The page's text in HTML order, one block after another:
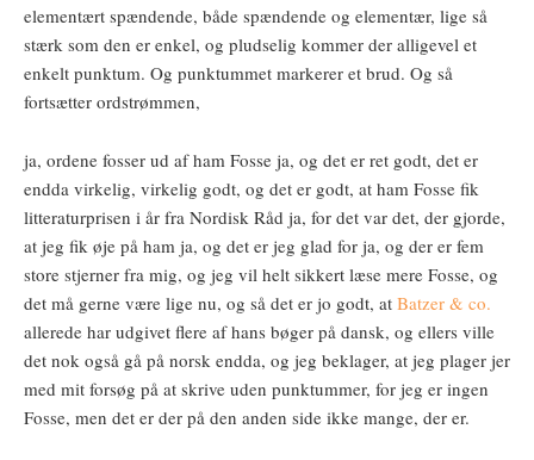
elementært spændende, både spændende og elementær, lige så
stærk som den er enkel, og pludselig kommer der alligevel et
enkelt punktum. Og punktummet markerer et brud. Og så
fortsætter ordstrømmen,
ja, ordene fosser ud af ham Fosse ja, og det er ret godt, det er
endda virkelig, virkelig godt, og det er godt, at ham Fosse fik
litteraturprisen i år fra Nordisk Råd ja, for det var det, der gjorde,
at jeg fik øje på ham ja, og det er jeg glad for ja, og der er fem
store stjerner fra mig, og jeg vil helt sikkert læse mere Fosse, og
det må gerne være lige nu, og så det er jo godt, at Batzer & co.
allerede har udgivet flere af hans bøger på dansk, og ellers ville
det nok også gå på norsk endda, og jeg beklager, at jeg plager jer
med mit forsøg på at skrive uden punktummer, for jeg er ingen
Fosse, men det er der på den anden side ikke mange, der er.